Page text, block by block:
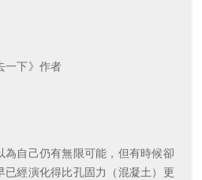
一下》作者
自己仍有無限可能，但有時候卻
經演化得比孔固力（混凝土）更